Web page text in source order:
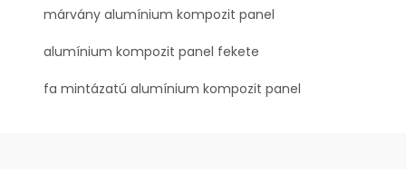
márvány alumínium kompozit panel
alumínium kompozit panel fekete
fa mintázatú alumínium kompozit panel